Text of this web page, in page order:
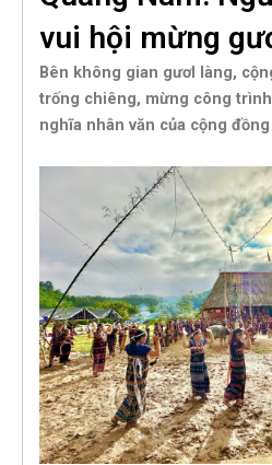
vui hội mừng
Bên không gian gươl làng,
trống chiêng, mừng công
nghĩa nhân văn của cộng